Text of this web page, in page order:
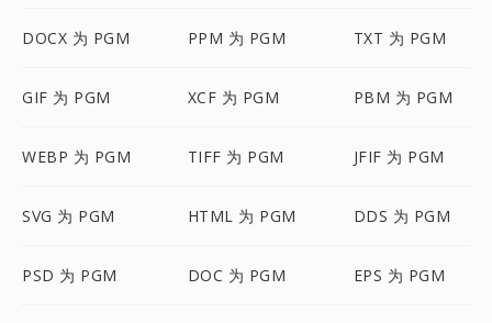
DOCX 为 PGM PPM 为 PGM TXT 为 PGM
GIF 为 PGM XCF 为 PGM PBM 为 PGM
WEBP 为 PGM TIFF 为 PGM JFIF 为 PGM
SVG 为 PGM HTML 为 PGM DDS 为 PGM
PSD 为 PGM DOC 为 PGM EPS 为 PGM